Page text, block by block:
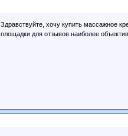
Здравствуйте, хочу купить массажное
площадки для отзывов наиболее